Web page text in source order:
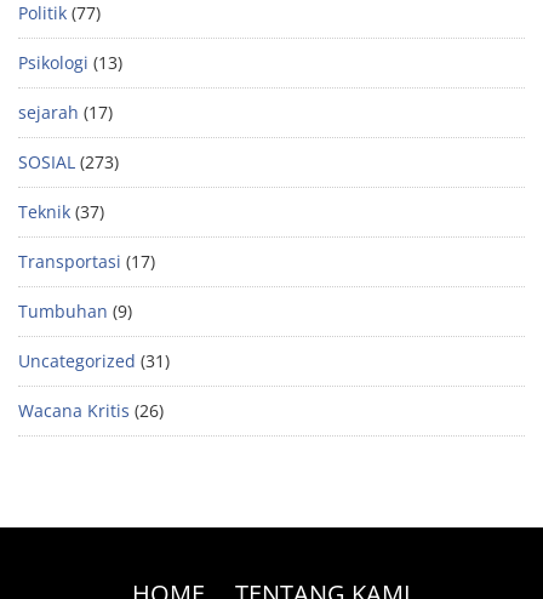
Politik (77)
Psikologi (13)
sejarah (17)
SOSIAL (273)
Teknik (37)
Transportasi (17)
Tumbuhan (9)
Uncategorized (31)
Wacana Kritis (26)